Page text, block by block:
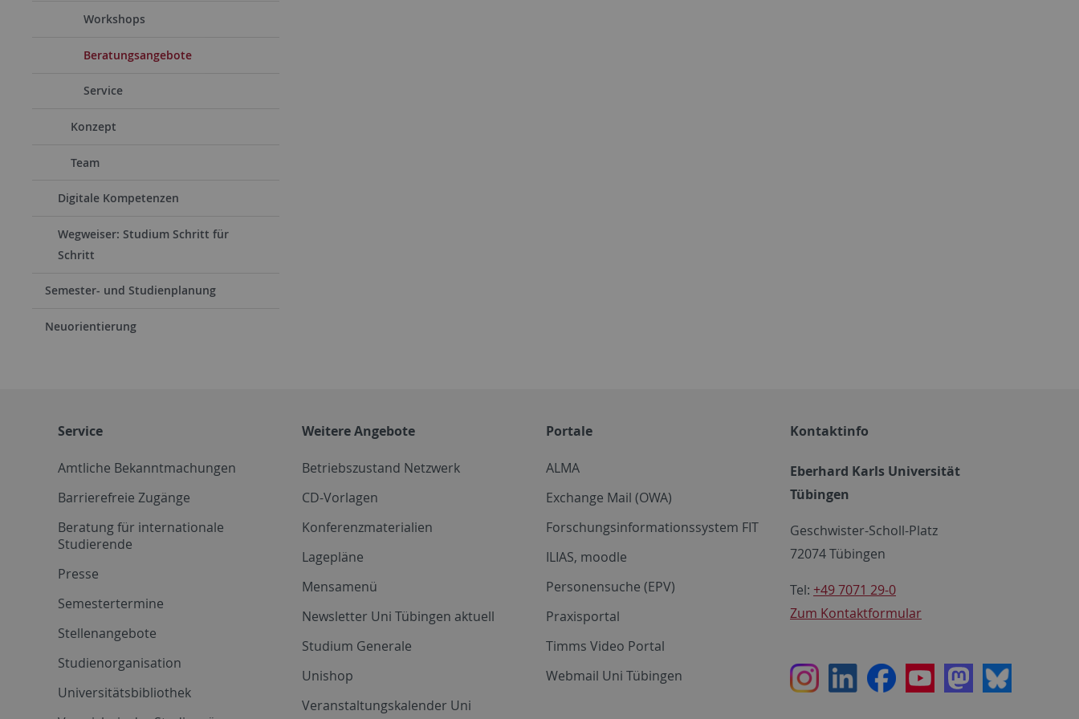
Workshops
Beratungsangebote
Service
Konzept
Team
Digitale Kompetenzen
Wegweiser: Studium Schritt für
Schritt
Semester- und Studienplanung
Neuorientierung
Service
Amtliche Bekanntmachungen
Barrierefreie Zugänge
Beratung für internationale
Studierende
Presse
Semestertermine
Stellenangebote
Studienorganisation
Universitätsbibliothek
Weitere Angebote
Betriebszustand Netzwerk
CD-Vorlagen
Konferenzmaterialien
Lagepläne
Mensamenü
Newsletter Uni Tübingen aktuell
Studium Generale
Unishop
Veranstaltungskalender Uni
Portale
ALMA
Exchange Mail (OWA)
Forschungsinformationssystem FIT
ILIAS, moodle
Personensuche (EPV)
Praxisportal
Timms Video Portal
Webmail Uni Tübingen
Kontaktinfo
Eberhard Karls Universität
Tübingen
Geschwister-Scholl-Platz
72074 Tübingen
Tel: +49 7071 29-0
Zum Kontaktformular
InstagramLinkedInFacebookYoutubeMastodon
Bluesky